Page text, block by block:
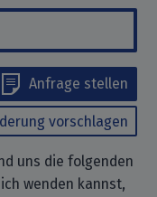
Anfrage stellen
vorschlagen
uns die folgenden
wenden kannst,